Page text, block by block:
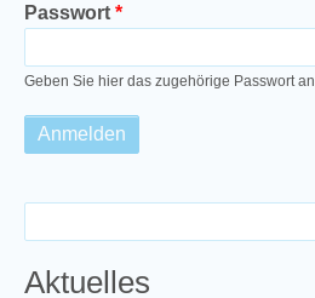
Passwort
Geben Sie hier das zugehörige Passwort an.
Aktuelles